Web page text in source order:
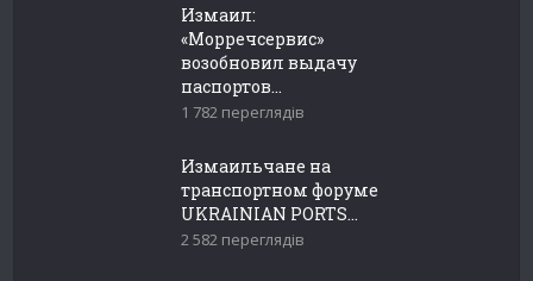
Измаил:
«Морречсервис»
возобновил выдачу
паспортов...
1 782 переглядів
Измаильчане на
транспортном форуме
UKRAINIAN PORTS...
2 582 переглядів